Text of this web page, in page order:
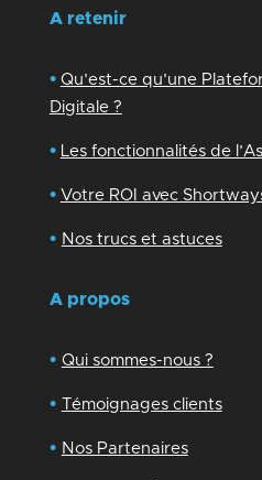
A retenir
• Qu’est-ce qu’une
Digitale ?
• Les fonctionnalités de
• Votre ROI avec
• Nos trucs et astuces
A propos
• Qui sommes-nous ?
• Témoignages clients
• Nos Partenaires